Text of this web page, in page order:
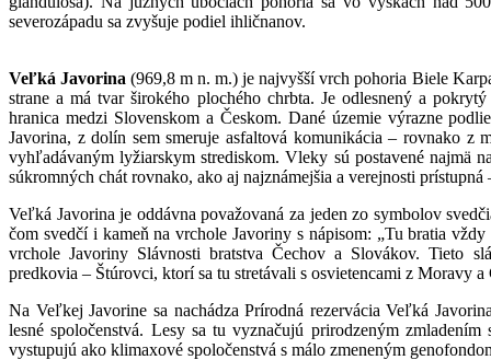
severozápadu sa zvyšuje podiel ihličnanov.
Veľká Javorina (969,8 m n. m.) je najvyšší vrch pohoria Biele
strane a má tvar širokého plochého chrbta. Je odlesnený a
hranica medzi Slovenskom a Českom. Dané územie výrazne
Javorina, z dolín sem smeruje asfaltová komunikácia – rovnako z
vyhľadávaným lyžiarskym strediskom. Vleky sú postavené najmä
súkromných chát rovnako, ako aj najznámejšia a verejnosti
Veľká Javorina je oddávna považovaná za jeden zo symbolov
čom svedčí i kameň na vrchole Javoriny s nápisom: „Tu bratia
vrchole Javoriny Slávnosti bratstva Čechov a Slovákov. Tieto
predkovia – Štúrovci, ktorí sa tu stretávali s osvietencami z Moravy a
Na Veľkej Javorine sa nachádza Prírodná rezervácia Veľká
lesné spoločenstvá. Lesy sa tu vyznačujú prirodzeným
vystupujú ako klimaxové spoločenstvá s málo zmeneným